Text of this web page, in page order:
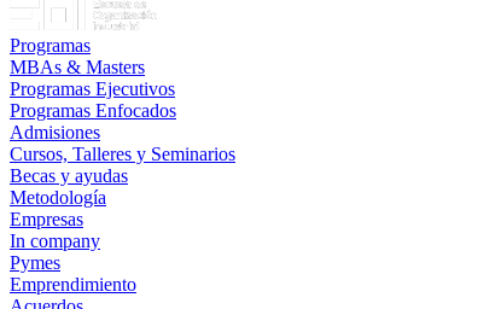
Programas
MBAs & Masters
Programas Ejecutivos
Programas Enfocados
Admisiones
Cursos, Talleres y Seminarios
Becas y ayudas
Metodología
Empresas
In company
Pymes
Emprendimiento